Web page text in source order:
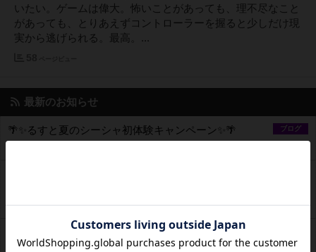
いたい。ゲームは偉大。怖いことがあっても、理不尽なこと
があっても、とりあえずコントローラーを握ると少しだけ現
実から逃げられる。最高。...
最新のお知らせ
ブログ
🌴✨るすと夏のシーシャ初体験キャンペーン✨🌴
なろう・カクヨム作品20000万PV突破
2026年5月8日 20時33分の投稿